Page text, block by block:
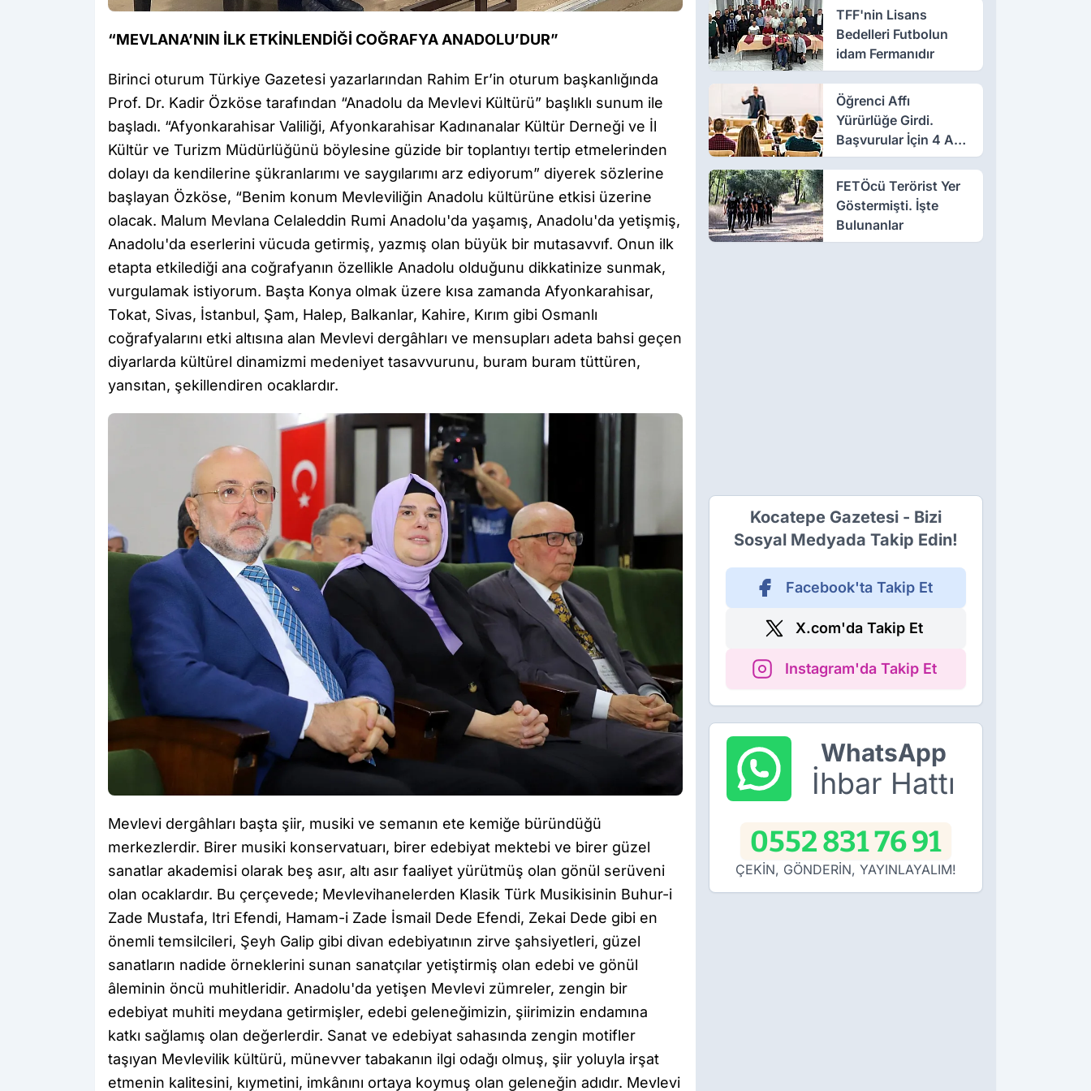
“MEVLANA’NIN İLK ETKİNLENDİĞİ COĞRAFYA ANADOLU’DUR”
Birinci oturum Türkiye Gazetesi yazarlarından Rahim Er’in oturum başkanlığında
Prof. Dr. Kadir Özköse tarafından “Anadolu da Mevlevi Kültürü” başlıklı sunum ile
başladı. “Afyonkarahisar Valiliği, Afyonkarahisar Kadınanalar Kültür Derneği ve İl
Kültür ve Turizm Müdürlüğünü böylesine güzide bir toplantıyı tertip etmelerinden
dolayı da kendilerine şükranlarımı ve saygılarımı arz ediyorum” diyerek sözlerine
başlayan Özköse, “Benim konum Mevleviliğin Anadolu kültürüne etkisi üzerine
olacak. Malum Mevlana Celaleddin Rumi Anadolu'da yaşamış, Anadolu'da yetişmiş,
Anadolu'da eserlerini vücuda getirmiş, yazmış olan büyük bir mutasavvıf. Onun ilk
etapta etkilediği ana coğrafyanın özellikle Anadolu olduğunu dikkatinize sunmak,
vurgulamak istiyorum. Başta Konya olmak üzere kısa zamanda Afyonkarahisar,
Tokat, Sivas, İstanbul, Şam, Halep, Balkanlar, Kahire, Kırım gibi Osmanlı
coğrafyalarını etki altısına alan Mevlevi dergâhları ve mensupları adeta bahsi geçen
diyarlarda kültürel dinamizmi medeniyet tasavvurunu, buram buram tüttüren,
yansıtan, şekillendiren ocaklardır.
Mevlevi dergâhları başta şiir, musiki ve semanın ete kemiğe büründüğü
merkezlerdir. Birer musiki konservatuarı, birer edebiyat mektebi ve birer güzel
sanatlar akademisi olarak beş asır, altı asır faaliyet yürütmüş olan gönül serüveni
olan ocaklardır. Bu çerçevede; Mevlevihanelerden Klasik Türk Musikisinin Buhur-i
Zade Mustafa, Itri Efendi, Hamam-i Zade İsmail Dede Efendi, Zekai Dede gibi en
önemli temsilcileri, Şeyh Galip gibi divan edebiyatının zirve şahsiyetleri, güzel
sanatların nadide örneklerini sunan sanatçılar yetiştirmiş olan edebi ve gönül
âleminin öncü muhitleridir. Anadolu'da yetişen Mevlevi zümreler, zengin bir
edebiyat muhiti meydana getirmişler, edebi geleneğimizin, şiirimizin endamına
katkı sağlamış olan değerlerdir. Sanat ve edebiyat sahasında zengin motifler
taşıyan Mevlevilik kültürü, münevver tabakanın ilgi odağı olmuş, şiir yoluyla irşat
etmenin kalitesini, kıymetini, imkânını ortaya koymuş olan geleneğin adıdır. Mevlevi
TFF'nin Lisans
Bedelleri Futbolun
idam Fermanıdır
Öğrenci Affı
Yürürlüğe Girdi.
Başvurular İçin 4 Ay
Süre
FETÖcü Terörist Yer
Göstermişti. İşte
Bulunanlar
Kocatepe Gazetesi - Bizi
Sosyal Medyada Takip Edin!
Facebook'ta Takip Et
X.com'da Takip Et
Instagram'da Takip Et
WhatsApp
İhbar Hattı
0552 831 76 91
ÇEKİN, GÖNDERİN, YAYINLAYALIM!